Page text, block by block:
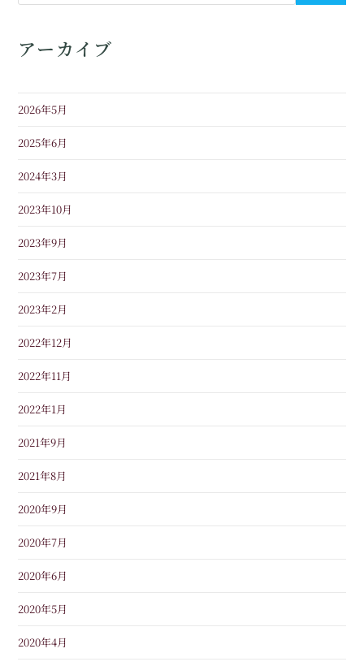
アーカイブ
2026年5月
2025年6月
2024年3月
2023年10月
2023年9月
2023年7月
2023年2月
2022年12月
2022年11月
2022年1月
2021年9月
2021年8月
2020年9月
2020年7月
2020年6月
2020年5月
2020年4月